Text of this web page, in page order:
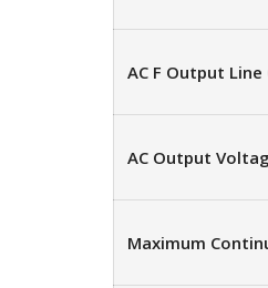
AC F Output
AC Output
Maximum